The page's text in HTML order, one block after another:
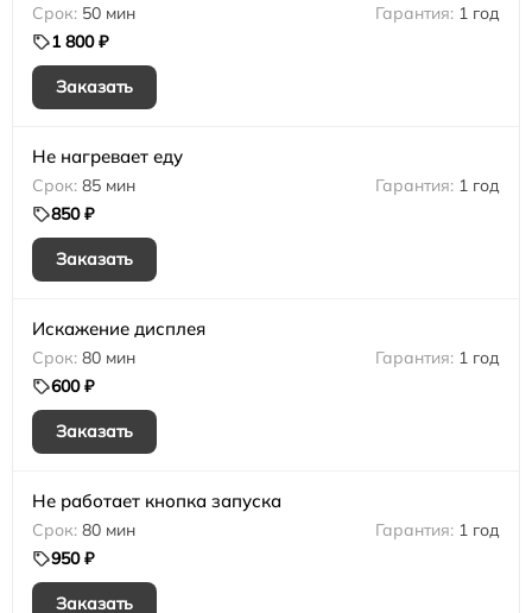
50 мин
1 год
1 800 ₽
Заказать
Не нагревает еду
85 мин
1 год
850 ₽
Заказать
Искажение дисплея
80 мин
1 год
600 ₽
Заказать
Не работает кнопка запуска
80 мин
1 год
950 ₽
Заказать